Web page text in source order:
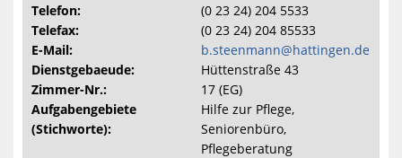
Telefon:
(0 23 24) 204 5533
Telefax:
(0 23 24) 204 85533
E-Mail:
b.steenmann@hattingen.de
Dienstgebaeude:
Hüttenstraße 43
Zimmer-Nr.:
17 (EG)
Aufgabengebiete
(Stichworte):
Hilfe zur Pflege,
Seniorenbüro,
Pflegeberatung